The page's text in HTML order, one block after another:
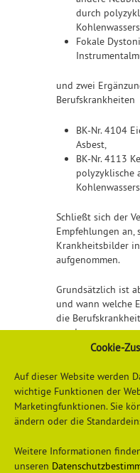
Cookie-
Auf dieser Website werden
wichtige Funktionen der
Marketingfunktionen. Sie
ändern oder die
Weitere Informationen
unseren
durch
Fokale
und zwei
Berufskrankheiten
BK-Nr. 4104
Asbest,
BK-Nr. 4113
polyzyklische
Schließt sich der
Empfehlungen an,
Krankheitsbilder
aufgenommen.
Grundsätzlich ist
und wann welche
die
werden.